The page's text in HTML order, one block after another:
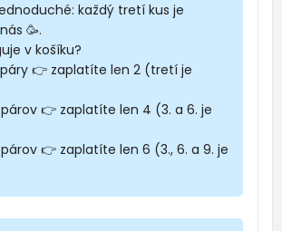
každý tretí kus je
🥳.
v košíku?
páry 👉 zaplatíte len 2 (tretí je
👉 zaplatíte len 4 (3. a 6. je
👉 zaplatíte len 6 (3., 6. a 9. je